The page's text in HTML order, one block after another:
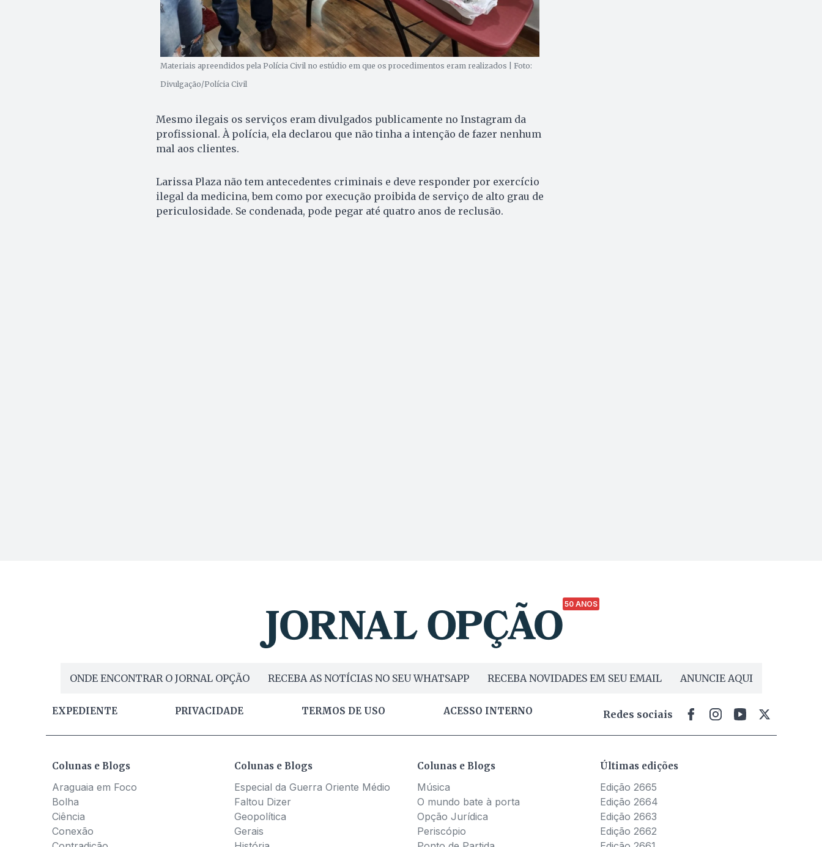
Materiais apreendidos pela Polícia Civil no estúdio em que os procedimentos eram realizados | Foto:
Divulgação/Polícia Civil
Mesmo ilegais os serviços eram divulgados publicamente no Instagram da
profissional. À polícia, ela declarou que não tinha a intenção de fazer nenhum
mal aos clientes.
Larissa Plaza não tem antecedentes criminais e deve responder por exercício
ilegal da medicina, bem como por execução proibida de serviço de alto grau de
periculosidade. Se condenada, pode pegar até quatro anos de reclusão.
50 ANOS
ONDE ENCONTRAR O JORNAL OPÇÃO RECEBA AS NOTÍCIAS NO SEU WHATSAPP RECEBA NOVIDADES EM SEU EMAIL ANUNCIE AQUI
EXPEDIENTE PRIVACIDADE TERMOS DE USO ACESSO INTERNO Redes sociais
Colunas e Blogs
Araguaia em Foco
Bolha
Ciência
Conexão
Colunas e Blogs
Especial da Guerra Oriente Médio
Faltou Dizer
Geopolítica
Gerais
Colunas e Blogs
Música
O mundo bate à porta
Opção Jurídica
Periscópio
Últimas edições
Edição 2665
Edição 2664
Edição 2663
Edição 2662